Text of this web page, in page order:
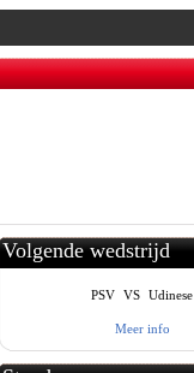
Volgende wedstrijd
PSV VS Udinese
Meer info